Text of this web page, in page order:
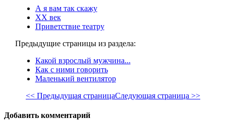
А я вам так скажу
XX век
Приветствие театру
Предыдущие страницы из раздела:
Какой взрослый мужчина...
Как с ними говорить
Маленький вентилятор
<< Предыдущая страницаСледующая страница >>
Добавить комментарий